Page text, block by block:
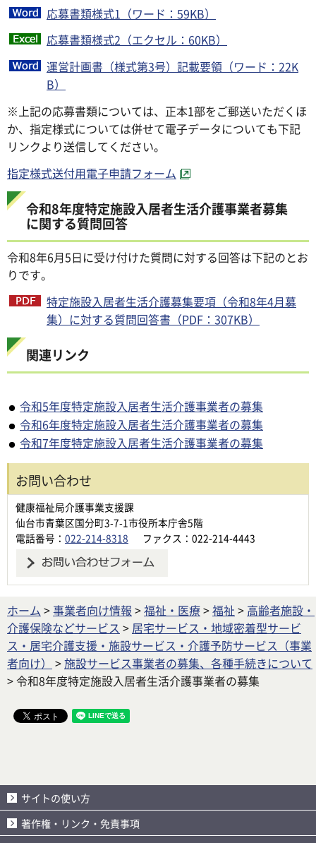
応募書類様式1（ワード：59KB）
応募書類様式2（エクセル：60KB）
運営計画書（様式第3号）記載要領（ワード：22K
B）
※上記の応募書類については、正本1部をご郵送いただくほ
か、指定様式については併せて電子データについても下記
リンクより送信してください。
指定様式送付用電子申請フォーム
令和8年度特定施設入居者生活介護事業者募集
に関する質問回答
令和8年6月5日に受け付けた質問に対する回答は下記のとお
りです。
特定施設入居者生活介護募集要項（令和8年4月募
集）に対する質問回答書（PDF：307KB）
関連リンク
令和5年度特定施設入居者生活介護事業者の募集
令和6年度特定施設入居者生活介護事業者の募集
令和7年度特定施設入居者生活介護事業者の募集
お問い合わせ
健康福祉局介護事業支援課
仙台市青葉区国分町3-7-1市役所本庁舎5階
電話番号： 022-214-8318 ファクス：022-214-4443
ホーム >事業者向け情報 >福祉・医療>福祉 > 高齢者施設・
介護保険などサービス > 居宅サービス・地域密着型サービ
ス・居宅介護支援・施設サービス・介護予防サービス（事業
者向け）
>施設サービス事業者の募集、各種手続きについて
> 令和8年度特定施設入居者生活介護事業者の募集
サイトの使い方
著作権・リンク・免責事項